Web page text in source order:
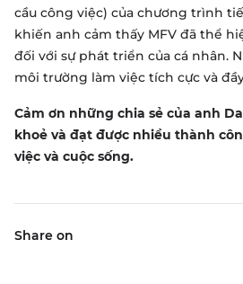
Share on
cầu công việc) của chương trình
khiến anh cảm thấy MFV đã thể
đối với sự phát triển của cá nhân.
môi trường làm việc tích cực và
Cảm ơn những chia sẻ của anh
khoẻ và đạt được nhiều thành
việc và cuộc sống.